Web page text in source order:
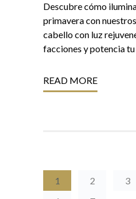
Descubre cómo
primavera con
cabello con luz
facciones y potencia
READ MORE
1 2 3